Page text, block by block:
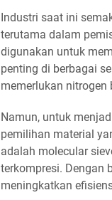
Industri saat ini
terutama dalam
digunakan untuk
penting di berbagai
memerlukan nitrogen
Namun, untuk
pemilihan material
adalah molecular
terkompresi. Dengan
meningkatkan